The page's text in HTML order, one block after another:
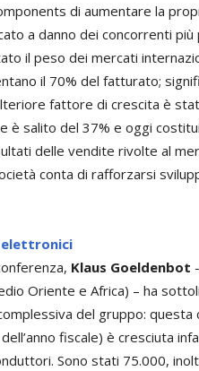
di aumentare la
a danno dei concorrenti
il peso dei mercati
il 70% del fatturato;
fattore di crescita è
è salito del 37% e oggi
delle vendite rivolte al
conta di rafforzarsi
elettronici
Klaus Goeldenbot
Oriente e Africa) – ha
del gruppo:
fiscale) è cresciuta
Sono stati 75.000,